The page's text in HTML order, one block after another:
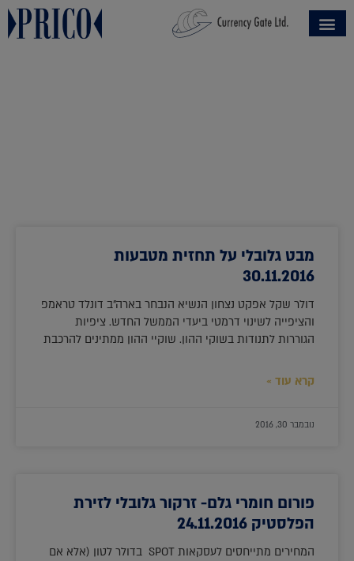
מבט גלובלי על תחזית מטבעות
30.11.2016
דולר שקל אפקט נצחון הנשיא הנבחר בארה"ב דונלד טראמפ
והציפייה לשינוי דרמטי ביעדי הממשל החדש. ציפיות
הגוררות לתנודות בשוקי ההון. שוקיי ההון ממתינים להרכבת
קרא עוד »
נובמבר 30, 2016
פורום חומרי גלם- זרקור גלובלי לזירת
הפלסטיק 24.11.2016
המחירים מתייחסים לעסקאות SPOT בדולר לטון (אלא אם